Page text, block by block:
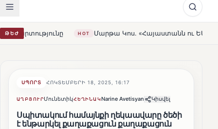
ԹԵԺ HOT Մարթա Կոս. «Հայաստանն ու ԵՄ-ն երբեք այսքան
ՍՊՈՐՏ ՀՈԿՏԵՄԲԵՐԻ 18, 2025, 16:17
ԱՂԲՅՈՒՐՄունետիկՀԵՂԻՆԱԿNarine Avetisyan Կիսվել
Սպիտակում համայնքի ղեկաավարը ծեծի
է ենթարկել քաղաքացուն քաղաքացուն